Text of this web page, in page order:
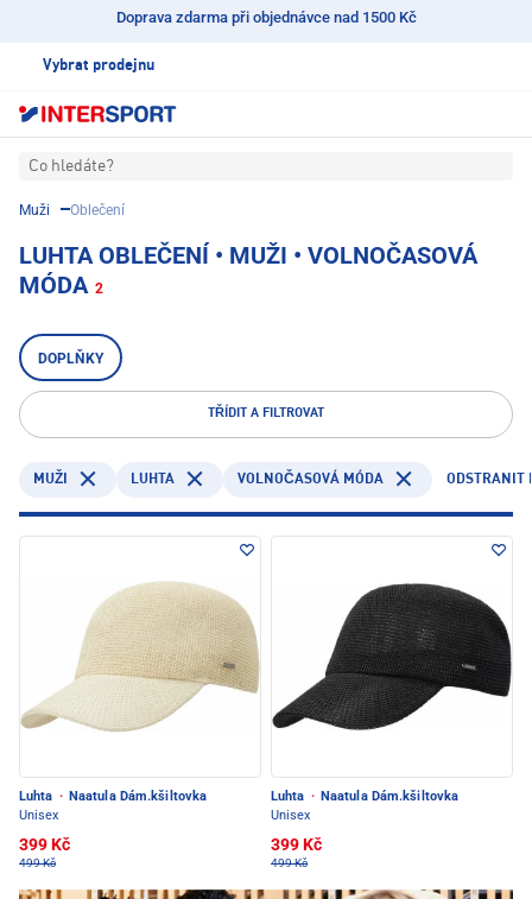
Doprava zdarma při objednávce nad 1500 Kč
Vybrat prodejnu
Co hledáte?
Muži Oblečení
LUHTA OBLEČENÍ • MUŽI • VOLNOČASOVÁ
MÓDA 2
DOPLŇKY
TŘÍDIT A FILTROVAT
MUŽI LUHTA VOLNOČASOVÁ MÓDA ODSTRANIT
Luhta · Naatula Dám.kšiltovka
Unisex
399 Kč
499 Kč
Luhta · Naatula Dám.kšiltovka
Unisex
399 Kč
499 Kč